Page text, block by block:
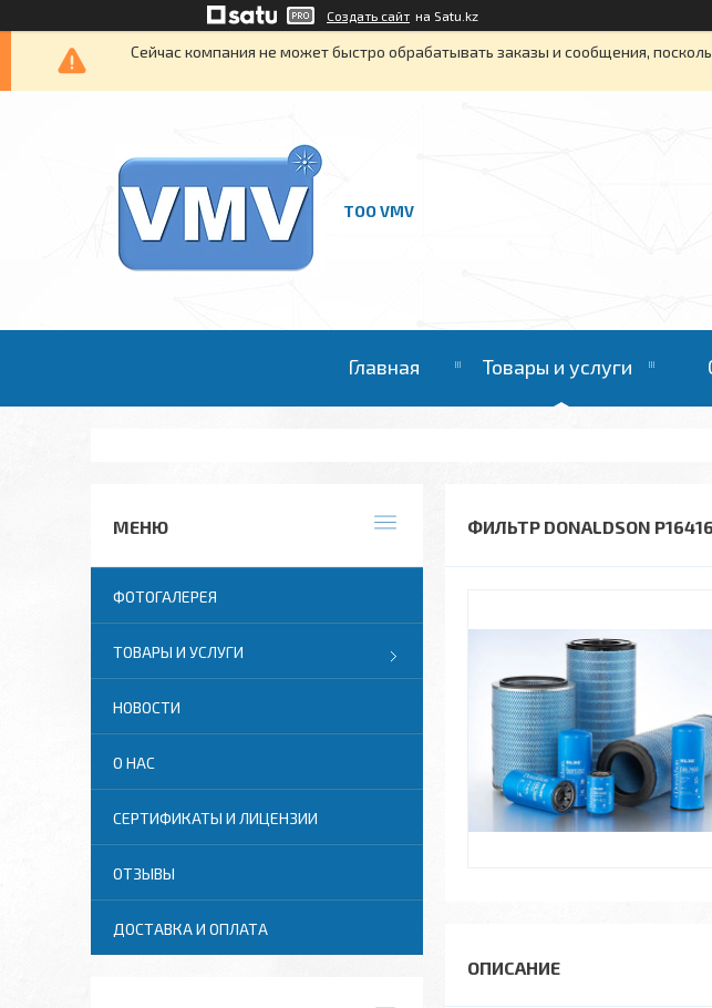
Создать сайт на Satu.kz
Сейчас компания не может быстро обрабатывать заказы и сообщения,
ТОО VMV
Главная Товары и услуги
ФИЛЬТР DONALDSON
ФОТОГАЛЕРЕЯ
ТОВАРЫ И УСЛУГИ
НОВОСТИ
О НАС
СЕРТИФИКАТЫ И ЛИЦЕНЗИИ
ОТЗЫВЫ
ДОСТАВКА И ОПЛАТА